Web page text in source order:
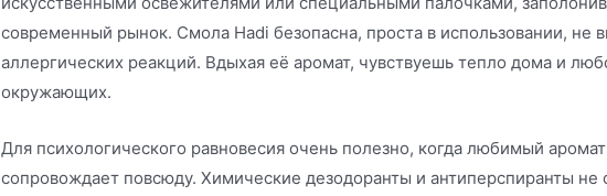
современный рынок. Смола Hadi безопасна, проста в использовании, не
аллергических реакций. Вдыхая её аромат, чувствуешь тепло дома и
окружающих.
Для психологического равновесия очень полезно, когда любимый аромат
сопровождает повсюду. Химические дезодоранты и антиперспиранты не